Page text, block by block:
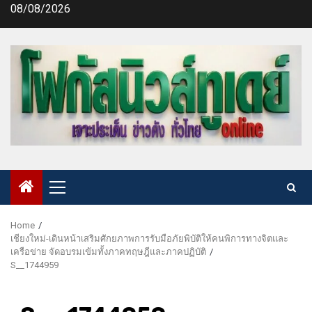
Skip08/08/2026
Primary
Menu
Home
เชียงใหม่-เดินหน้าเสริมศักยภาพการรับมือภัยพิบัติให้คนพิการทางจิตและ
เครือข่าย จัดอบรมเข้มทั้งภาคทฤษฎีและภาคปฏิบัติ
S__1744959